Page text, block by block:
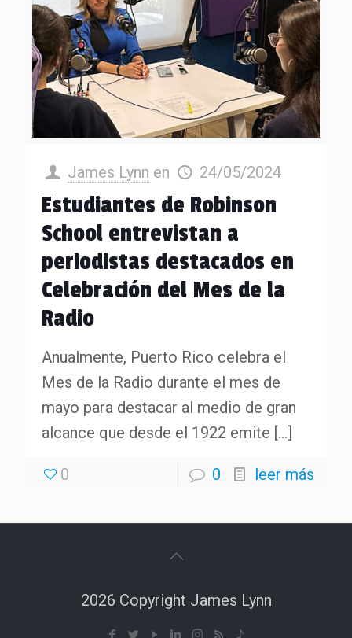
James Lynn en 24/05/2024
Estudiantes de Robinson
School entrevistan a
periodistas destacados en
Celebración del Mes de la
Radio
Anualmente, Puerto Rico celebra el
Mes de la Radio durante el mes de
mayo para destacar al medio de gran
alcance que desde el 1922 emite […]
0 0 leer más
2026 Copyright James Lynn